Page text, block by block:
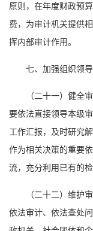
原则，在年度财政预
费，为审计机关提供
挥内部审计作用。
七、加强组织领导
（二十一）健全
要依法直接领导本级
工作汇报，及时研究
作为相关决策的重要
流，充分利用已有的
（二十二）维护
依法审计、依法查处